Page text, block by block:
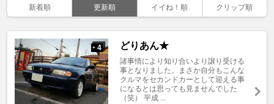
新着順 更新順 イイね！順 クリップ順
+ 4 どりあん★
諸事情により知り合いより譲り受ける
事となりました。まさか自分もこんな
クルマをセカンドカーとして迎える事
になるとは思っても見ませんでした
（笑） 平成 ...